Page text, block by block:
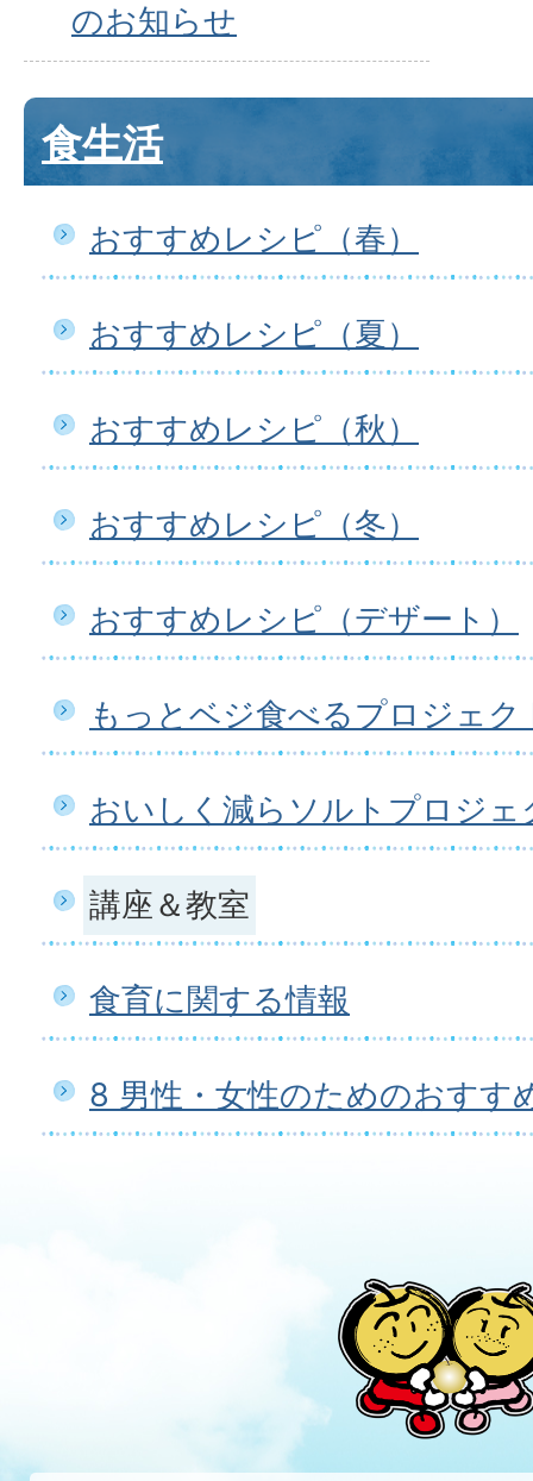
のお知らせ
食生活
おすすめレシピ（春）
おすすめレシピ（夏）
おすすめレシピ（秋）
おすすめレシピ（冬）
おすすめレシピ（デザート）
もっとベジ食べるプロジェ
おいしく減らソルトプロジ
講座＆教室
食育に関する情報
8 男性・女性のためのおすす